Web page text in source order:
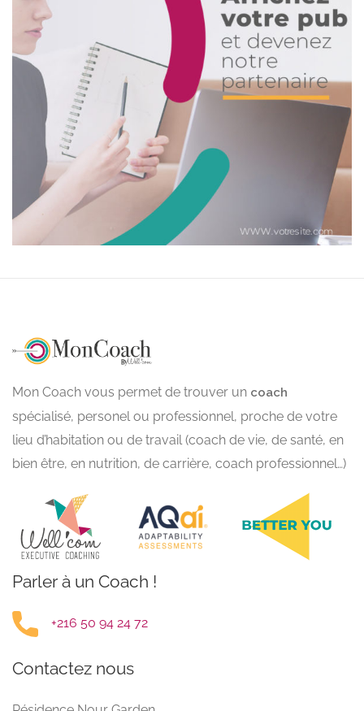
Mon Coach vous permet de trouver un coach
spécialisé, personel ou professionnel, proche de votre
lieu d’habitation ou de travail (coach de vie, de santé, en
bien être, en nutrition, de carrière, coach professionnel…)
Parler à un Coach !
+216 50 94 24 72
Contactez nous